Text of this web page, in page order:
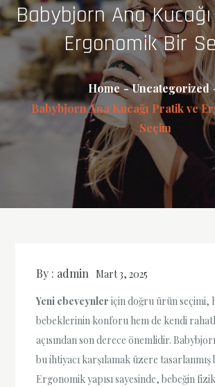
Babybjorn Ana
Ergonomik Bir
Home
Uncategorized
Babybjorn Ana Kucağı Pratik ve
Seçim
By : admin Mart 3, 2025
Yeni ebeveynler için doğru ürün seçimi,
bebeklerinin konforu hem de kendi
açısından son derece önemlidir.
bu ihtiyacı karşılamak üzere
Ergonomik yapısı sayesinde, bebeğin